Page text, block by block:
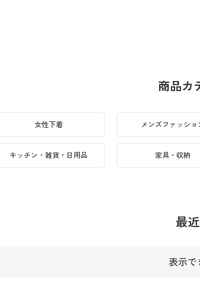
商品カ
女性下着 メンズファッショ
キッチン・雑貨・日用品 家具・収納
最
表示で